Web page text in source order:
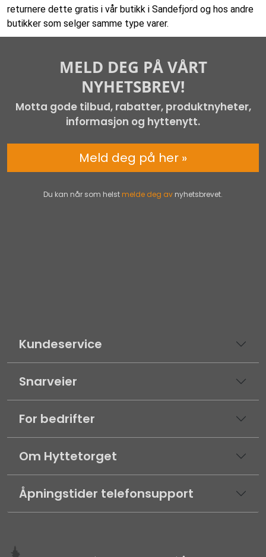
returnere dette gratis i vår butikk i Sandefjord og hos andre
butikker som selger samme type varer.
Kundeservice
Snarveier
For bedrifter
Om Hyttetorget
Åpningstider telefonsupport
MELD DEG PÅ VÅRT
NYHETSBREV!
Motta gode tilbud, rabatter, produktnyheter,
informasjon og hyttenytt.
Du kan når som helst melde deg av nyhetsbrevet.
Meld deg på her »